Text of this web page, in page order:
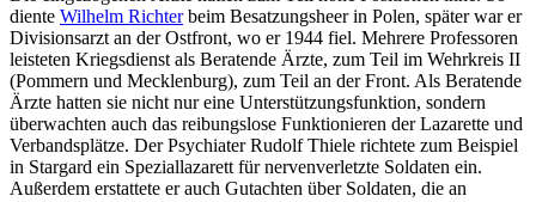
diente Wilhelm Richterbeim Besatzungsheer in Polen, später war er
Divisionsarzt an der Ostfront, wo er 1944 fiel. Mehrere Professoren
leisteten Kriegsdienst als Beratende Ärzte, zum Teil im Wehrkreis II
(Pommern und Mecklenburg), zum Teil an der Front. Als Beratende
Ärzte hatten sie nicht nur eine Unterstützungsfunktion, sondern
überwachten auch das reibungslose Funktionieren der Lazarette und
Verbandsplätze. Der Psychiater Rudolf Thiele richtete zum Beispiel
in Stargard ein Speziallazarett für nervenverletzte Soldaten ein.
Außerdem erstattete er auch Gutachten über Soldaten, die an